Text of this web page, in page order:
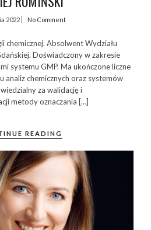
2022 No Comment
chemicznej. Absolwent Wydziału
Doświadczony w zakresie
systemu GMP. Ma ukończone liczne
analiz chemicznych oraz systemów
za walidację i
metody oznaczania […]
READING